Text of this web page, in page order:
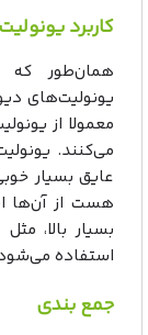
کاربرد
همان‌طور که
یونولیت‌های
عایق بسیار
هست از آن‌ها
استفاده می‌شود.
جمع بندی